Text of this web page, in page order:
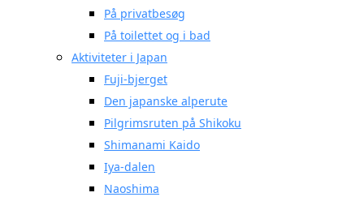
På privatbesøg
På toilettet og i bad
Aktiviteter i Japan
Fuji-bjerget
Den japanske alperute
Pilgrimsruten på Shikoku
Shimanami Kaido
Iya-dalen
Naoshima